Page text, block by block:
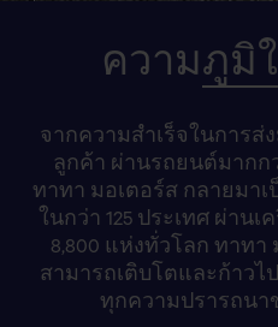
ความภูมิใ
จากความสำเร็จในการ
ลูกค้า ผ่านรถยนต์มาก
ทาทา มอเตอร์ส กลายมา
ในกว่า 125 ประเทศ ผ่าน
8,800 แห่งทั่วโลก ทาทา
สามารถเติบโตและก้าว
ทุกความปรารถนา